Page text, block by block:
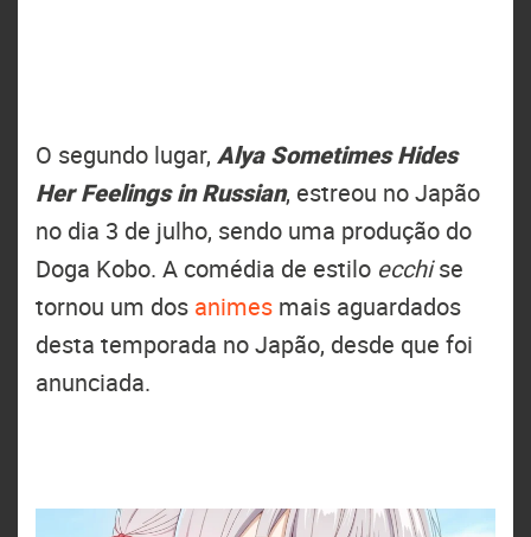
O segundo lugar, Alya Sometimes Hides
Her Feelings in Russian, estreou no Japão
no dia 3 de julho, sendo uma produção do
Doga Kobo. A comédia de estilo ecchise
tornou um dos animes mais aguardados
desta temporada no Japão, desde que foi
anunciada.